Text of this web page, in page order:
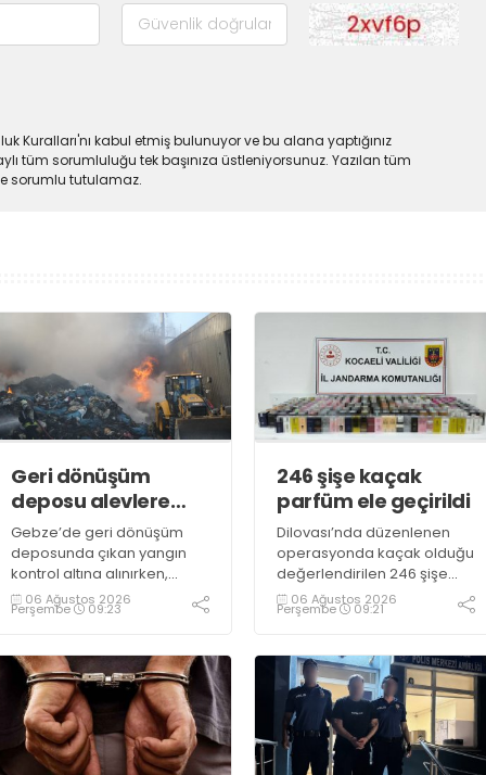
Kuralları'nı kabul etmiş bulunuyor ve bu alana yaptığınız
tüm sorumluluğu tek başınıza üstleniyorsunuz. Yazılan tüm
sorumlu tutulamaz.
Geri dönüşüm
deposu alevlere
teslim oldu
Gebze’de geri dönüşüm
deposunda çıkan yangın
kontrol altına alınırken,
duman sebebiyle TEM ve
D100 Karayolu’nda göz gözü
06 Ağustos 2026
Perşembe 09:23
246 şişe kaçak
parfüm ele geçirildi
Dilovası’nda düzenlenen
operasyonda kaçak olduğu
değerlendirilen 246 şişe
parfüm ele geçirildi
06 Ağustos 2026
Perşembe 09:21